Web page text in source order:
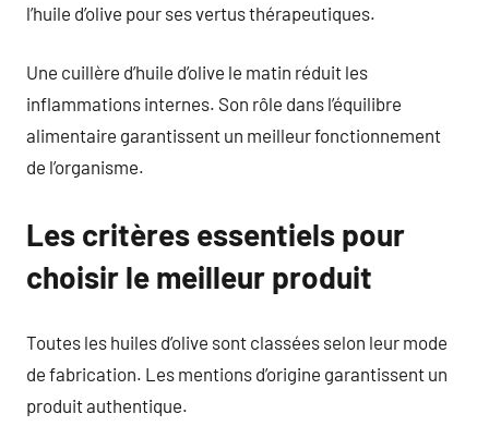
l’huile d’olive pour ses vertus thérapeutiques.
Une cuillère d’huile d’olive le matin réduit les
inflammations internes. Son rôle dans l’équilibre
alimentaire garantissent un meilleur fonctionnement
de l’organisme.
Les critères essentiels pour
choisir le meilleur produit
Toutes les huiles d’olive sont classées selon leur mode
de fabrication. Les mentions d’origine garantissent un
produit authentique.